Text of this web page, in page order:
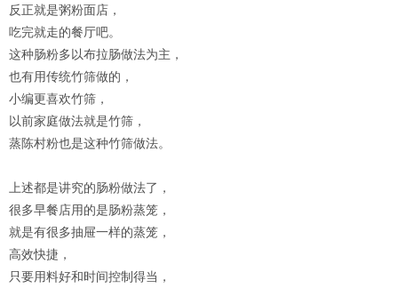
反正就是粥粉面店，
吃完就走的餐厅吧。
这种肠粉多以布拉肠做法为主，
也有用传统竹筛做的，
小编更喜欢竹筛，
以前家庭做法就是竹筛，
蒸陈村粉也是这种竹筛做法。
上述都是讲究的肠粉做法了，
很多早餐店用的是肠粉蒸笼，
就是有很多抽屉一样的蒸笼，
高效快捷，
只要用料好和时间控制得当，